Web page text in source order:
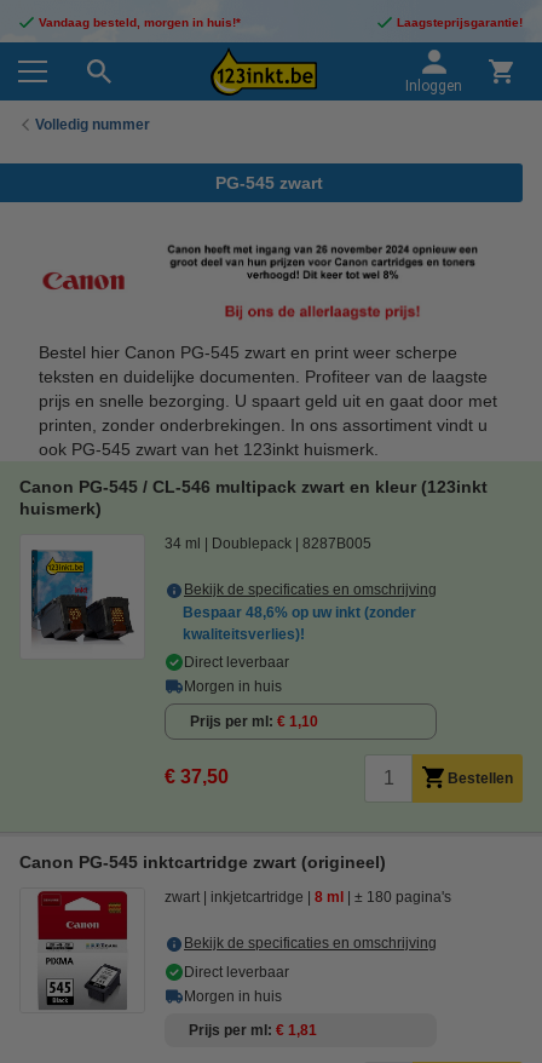
Vandaag besteld, morgen in huis!* Laagsteprijsgarantie!
Inloggen
Volledig nummer
PG-545 zwart
Bestel hier Canon PG-545 zwart en print weer scherpe
teksten en duidelijke documenten. Profiteer van de laagste
prijs en snelle bezorging. U spaart geld uit en gaat door met
printen, zonder onderbrekingen. In ons assortiment vindt u
ook PG-545 zwart van het 123inkt huismerk.
Canon PG-545 / CL-546 multipack zwart en kleur (123inkt
huismerk)
34 ml Doublepack 8287B005
Bekijk de specificaties en omschrijving
Bespaar 48,6% op uw inkt (zonder
kwaliteitsverlies)!
Direct leverbaar
Morgen in huis
Prijs per ml € 1,10
€ 37,50 Bestellen
Canon PG-545 inktcartridge zwart (origineel)
zwart inkjetcartridge 8 ml ± 180 pagina's
Bekijk de specificaties en omschrijving
Direct leverbaar
Morgen in huis
Prijs per ml € 1,81